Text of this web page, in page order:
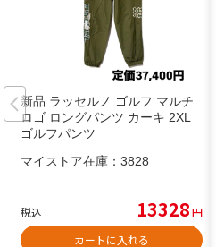
新品 ラッセルノ ゴルフ マルチ
ロゴ ロングパンツ カーキ 2XL
ゴルフパンツ
マイストア在庫： 3828
税込 13328円
カートに入れる